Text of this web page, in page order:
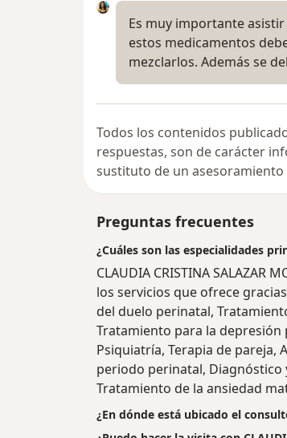
Es muy importante
estos medicamentos
mezclarlos. Además se
Todos los contenidos
respuestas, son de carácter
sustituto de un asesoramiento
Preguntas frecuentes
¿Cuáles son las especialidades
CLAUDIA CRISTINA SALAZAR
los servicios que ofrece
del duelo perinatal,
Tratamiento para la depresión
Psiquiatría, Terapia de pareja,
periodo perinatal,
Tratamiento de la ansiedad
¿En dónde está ubicado el